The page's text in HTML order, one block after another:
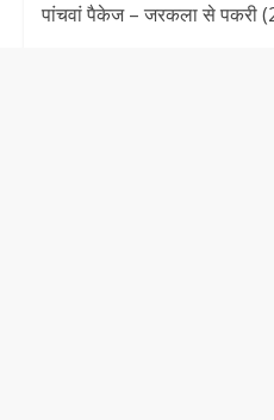
पांचवां पैकेज – जरकला से पकरी